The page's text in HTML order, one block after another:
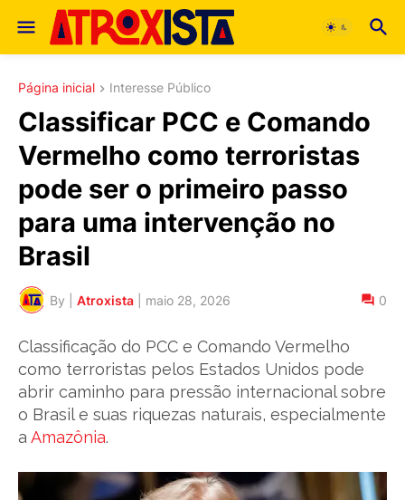
Página inicial Interesse Público
Classificar PCC e Comando
Vermelho como terroristas
pode ser o primeiro passo
para uma intervenção no
Brasil
By | Atroxista maio 28, 2026 0
Classificação do PCC e Comando Vermelho
como terroristas pelos Estados Unidos pode
abrir caminho para pressão internacional sobre
o Brasil e suas riquezas naturais, especialmente
a Amazônia.